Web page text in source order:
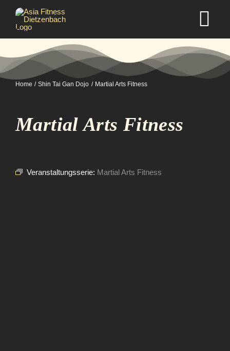
Inhalt
springen
Selbstverteidigung
Home Shin Tai Gan Dojo Martial Arts Fitness
Martial Arts Fitness
Veranstaltungsserie: Martial Arts Fitness